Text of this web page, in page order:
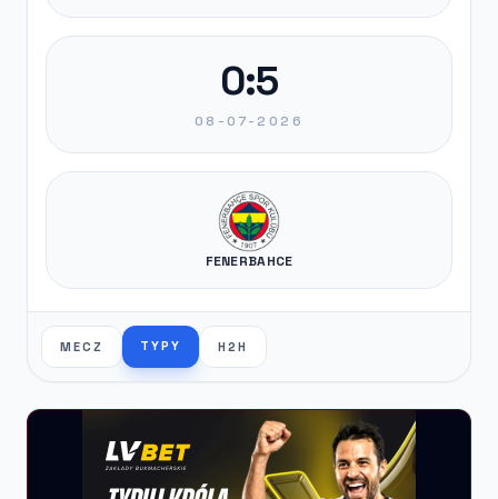
0:5
08-07-2026
FENERBAHCE
MECZ TYPY H2H